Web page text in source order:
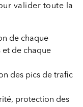
valider toute la
de chaque
de chaque
des pics de trafic
protection des